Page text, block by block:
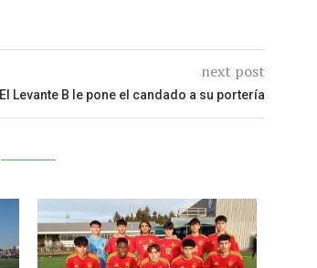
next post
El Levante B le pone el candado a su portería